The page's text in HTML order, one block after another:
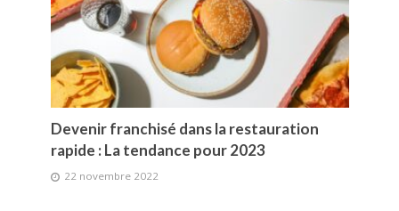
Devenir franchisé dans la restauration
rapide : La tendance pour 2023
22 novembre 2022